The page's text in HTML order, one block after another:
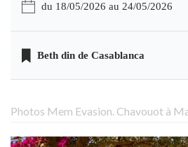
du 18/05/2026 au 24/05/2026
Beth din de Casablanca
Photos Mem Evasion. Chavouot à